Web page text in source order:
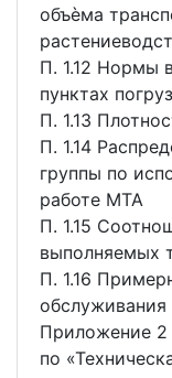
объѐма
П. 1.12 Нормы
пунктах
П. 1.13
П. 1.14
группы по
работе МТА
П. 1.15
выполняемых
П. 1.16
обслуживания
Приложение 2
по